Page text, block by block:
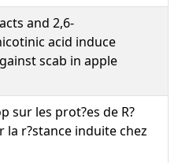
and 2,6-
acid induce
scab in apple
sur les prot?es de R?
la r?stance induite chez